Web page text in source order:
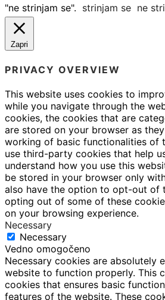
"ne strinjam se". strinjam se ne
Zapri
PRIVACY OVERVIEW
This website uses cookies to
while you navigate through the
cookies, the cookies that are
are stored on your browser as
working of basic functionalities of
use third-party cookies that help
understand how you use this
be stored in your browser only
also have the option to opt-out of
opting out of some of these
on your browsing experience.
Necessary
Necessary
Vedno omogočeno
Necessary cookies are absolutely
website to function properly. This
cookies that ensures basic
features of the website. These